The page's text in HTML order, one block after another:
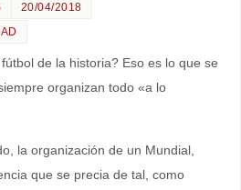
20/04/2018
de la historia? Eso es lo que se
organizan todo «a lo
la organización de un Mundial,
que se precia de tal, como